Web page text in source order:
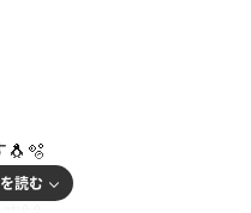
読む